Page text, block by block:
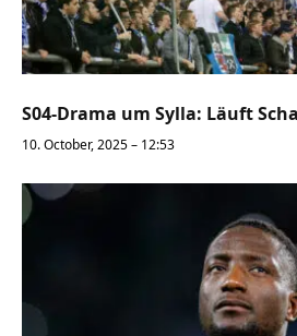
S04-Drama um Sylla: Läuft
10. October, 2025 – 12:53